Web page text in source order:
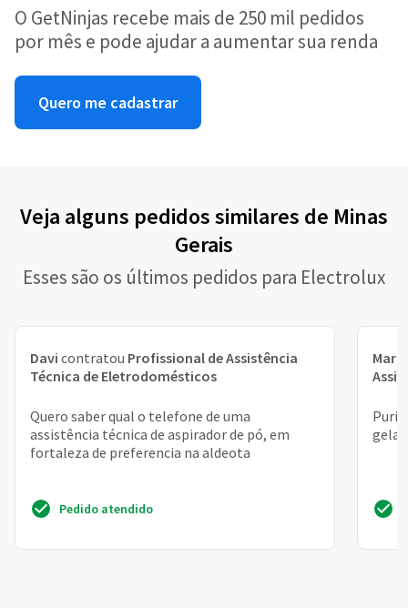
O GetNinjas recebe mais de 250 mil pedidos
por mês e pode ajudar a aumentar sua renda
Quero me cadastrar
Veja alguns pedidos similares de Minas
Gerais
Esses são os últimos pedidos para Electrolux
Davi contratou Profissional de Assistência
Técnica de Eletrodomésticos
Quero saber qual o telefone de uma
assistência técnica de aspirador de pó, em
fortaleza de preferencia na aldeota
Pedido atendido
gelar